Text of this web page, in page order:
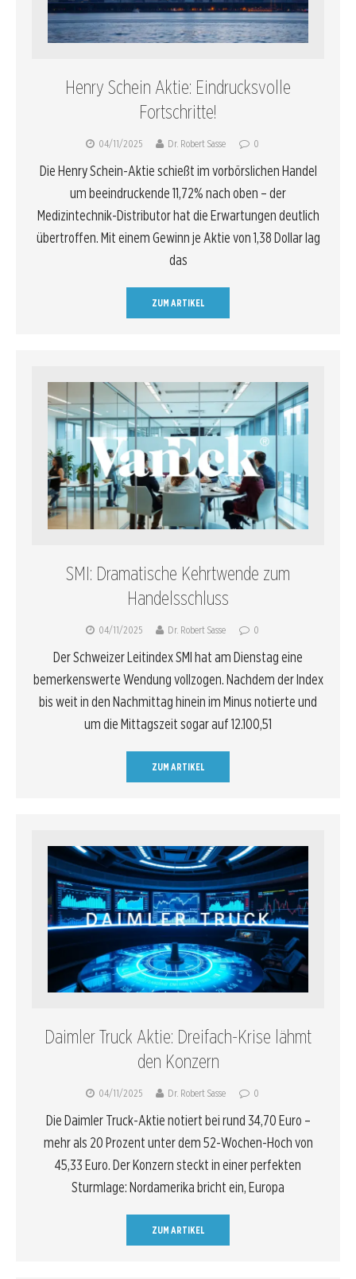
Henry Schein Aktie: Eindrucksvolle
Fortschritte!
04/11/2025 Dr. Robert Sasse 0
Die Henry Schein-Aktie schießt im vorbörslichen Handel
um beeindruckende 11,72% nach oben – der
Medizintechnik-Distributor hat die Erwartungen deutlich
übertroffen. Mit einem Gewinn je Aktie von 1,38 Dollar lag
das
ZUM ARTIKEL
SMI: Dramatische Kehrtwende zum
Handelsschluss
04/11/2025 Dr. Robert Sasse 0
Der Schweizer Leitindex SMI hat am Dienstag eine
bemerkenswerte Wendung vollzogen. Nachdem der Index
bis weit in den Nachmittag hinein im Minus notierte und
um die Mittagszeit sogar auf 12.100,51
ZUM ARTIKEL
Daimler Truck Aktie: Dreifach-Krise lähmt
den Konzern
04/11/2025 Dr. Robert Sasse 0
Die Daimler Truck-Aktie notiert bei rund 34,70 Euro –
mehr als 20 Prozent unter dem 52-Wochen-Hoch von
45,33 Euro. Der Konzern steckt in einer perfekten
Sturmlage: Nordamerika bricht ein, Europa
ZUM ARTIKEL